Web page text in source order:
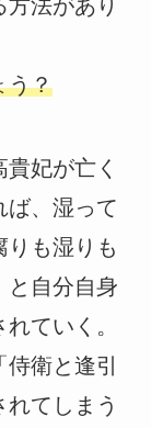
方法があり
う？
妃が亡く
ば、湿って
りも湿りも
と自分自身
ていく。
衛と逢引
てしまう